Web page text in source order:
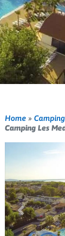
Home »
Camping Les
Vorige